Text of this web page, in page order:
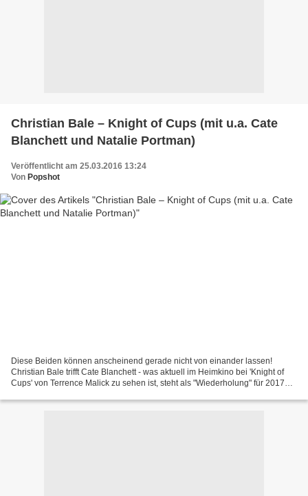
Christian Bale – Knight of Cups (mit u.a. Cate
Blanchett und Natalie Portman)
Veröffentlicht am 25.03.2016 13:24
Von Popshot
Diese Beiden können anscheinend gerade nicht von einander lassen!
Christian Bale trifft Cate Blanchett - was aktuell im Heimkino bei 'Knight of
Cups' von Terrence Malick zu sehen ist, steht als "Wiederholung" für 2017